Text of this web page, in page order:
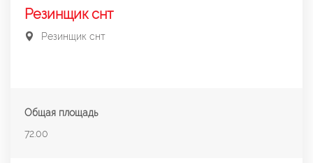
Резинщик снт
Резинщик снт
Общая площадь
72.00